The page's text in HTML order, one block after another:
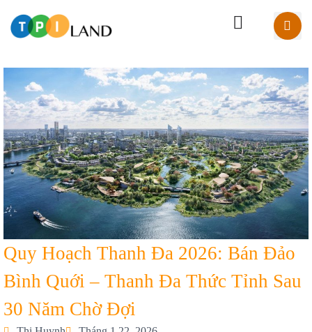
Quy Hoạch Thanh Đa 2026: Bán Đảo
Bình Quới – Thanh Đa Thức Tỉnh Sau
30 Năm Chờ Đợi